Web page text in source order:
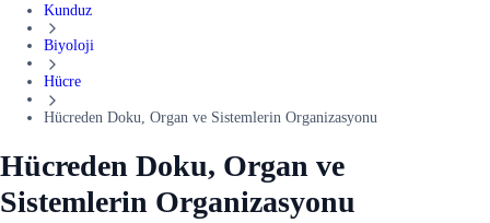
Kunduz
Biyoloji
Hücre
Hücreden Doku, Organ ve Sistemlerin Organizasyonu
Hücreden Doku, Organ ve
Sistemlerin Organizasyonu